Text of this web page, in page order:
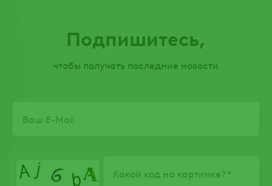
Подпишитесь,
чтобы получать последние новости
Какой код на картинке?